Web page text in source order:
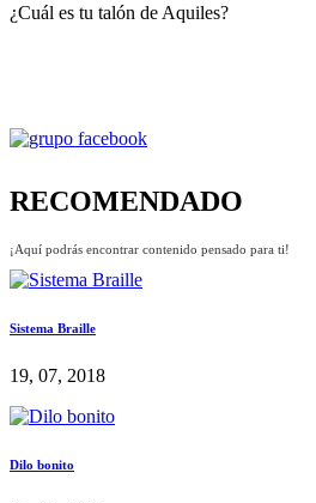
¿Cuál es tu talón de Aquiles?
RECOMENDADO
¡Aquí podrás encontrar contenido pensado para ti!
Sistema Braille
19, 07, 2018
Dilo bonito